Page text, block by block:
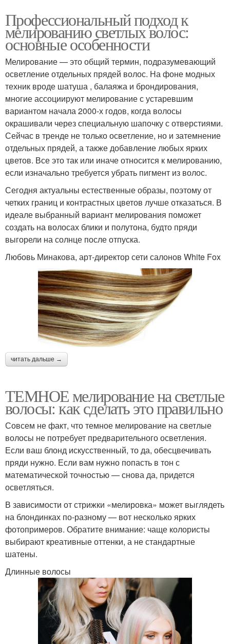
Профессиональный подход к
мелированию светлых волос:
основные особенности
Мелирование — это общий термин, подразумевающий
осветление отдельных прядей волос. На фоне модных
техник вроде шатуша , балаяжа и брондирования,
многие ассоциируют мелирование с устаревшим
вариантом начала 2000-х годов, когда волосы
окрашивали через специальную шапочку с отверстиями.
Сейчас в тренде не только осветление, но и затемнение
отдельных прядей, а также добавление любых ярких
цветов. Все это так или иначе относится к мелированию,
если изначально требуется убрать пигмент из волос.
Сегодня актуальны естественные образы, поэтому от
четких границ и контрастных цветов лучше отказаться. В
идеале выбранный вариант мелирования поможет
создать на волосах блики и полутона, будто пряди
выгорели на солнце после отпуска.
Любовь Минакова, арт-директор сети салонов White Fox
читать дальше →
ТЕМНОЕ мелирование на светлые
волосы: как сделать это правильно
Совсем не факт, что темное мелирование на светлые
волосы не потребует предварительного осветления.
Если ваш блонд искусственный, то да, обесцвечивать
пряди нужно. Если вам нужно попасть в тон с
математической точностью — снова да, придется
осветляться.
В зависимости от стрижки «мелировка» может выглядеть
на блондинках по-разному — вот несколько ярких
фотопримеров. Обратите внимание: чаще колористы
выбирают креативные оттенки, а не стандартные
шатены.
Длинные волосы